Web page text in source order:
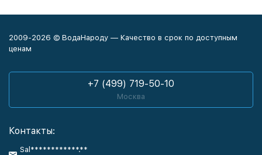
2009-2026 © ВодаНароду — Качество в срок по доступным
ценам
+7 (499) 719-50-10
Москва
Контакты:
Sal************.**